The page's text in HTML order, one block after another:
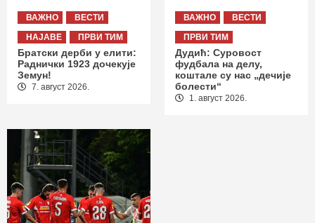
ВАЖНО
ВЕСТИ
НАЈАВЕ
ПРВИ ТИМ
Братски дерби у елити:
Раднички 1923 дочекује
Земун!
7. август 2026.
ВАЖНО
ВЕСТИ
ПРВИ ТИМ
Дудић: Суровост
фудбала на делу,
коштале су нас „дечије
болести“
1. август 2026.